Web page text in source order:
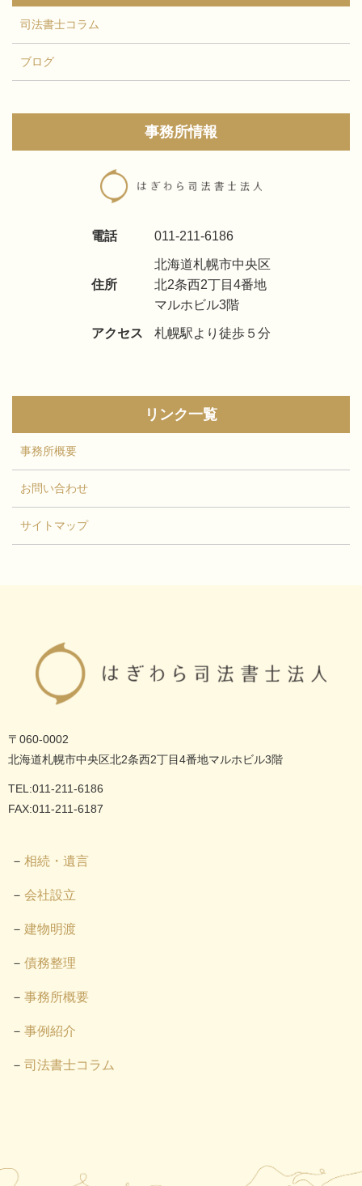
司法書士コラム
ブログ
事務所情報
電話 011-211-6186
住所
北海道札幌市中央区
北2条西2丁目4番地
マルホビル3階
アクセス 札幌駅より徒歩５分
リンク一覧
事務所概要
お問い合わせ
サイトマップ
〒060-0002
北海道札幌市中央区北2条西2丁目4番地マルホビル3階
TEL:011-211-6186
FAX:011-211-6187
相続・遺言
会社設立
建物明渡
債務整理
事務所概要
事例紹介
司法書士コラム